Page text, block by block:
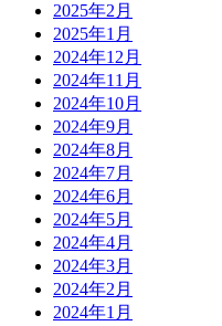
2025年2月
2025年1月
2024年12月
2024年11月
2024年10月
2024年9月
2024年8月
2024年7月
2024年6月
2024年5月
2024年4月
2024年3月
2024年2月
2024年1月